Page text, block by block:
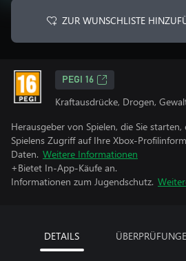
ZUR WUNSCHLISTE
PEGI 16
Kraftausdrücke, Drogen,
Herausgeber von Spielen, die Sie
Spielens Zugriff auf Ihre Xbox-
Daten. Weitere Informationen
+Bietet In-App-Käufe an.
Informationen zum Jugendschutz.
DETAILS